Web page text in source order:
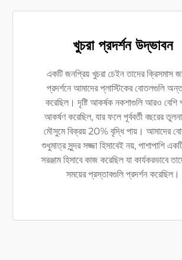
খুচরা প্রদর্শন উদ্ভাবন
একটি জনপ্রিয় খুচরা চেইন তাদের ক্রিসমাস
প্রদর্শনে আমাদের প্লাস্টিকের বোতলগুলি
করেছিল। দৃষ্টি আকর্ষক নকশাগুলি আরও বেশি
আকর্ষণ করেছিল, যার ফলে পূর্ববর্তী বছরের
মৌসুমে বিক্রয় 20% বৃদ্ধি পায়। আমাদের
শুধুমাত্র সুন্দর সজ্জা হিসাবেই নয়, পাশাপাশি
সরঞ্জাম হিসাবে কাজ করেছিল যা কার্যকরভাবে
সময়ের প্রস্তাবগুলি প্রদর্শন করেছিল।